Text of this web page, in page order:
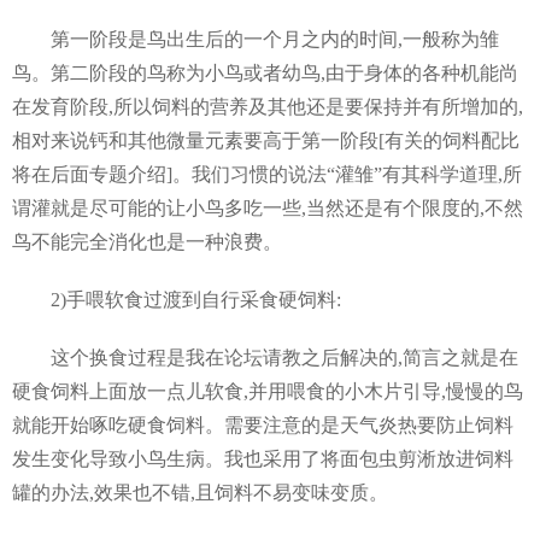
第一阶段是鸟出生后的一个月之内的时间,一般称为雏
鸟。第二阶段的鸟称为小鸟或者幼鸟,由于身体的各种机能尚
在发育阶段,所以饲料的营养及其他还是要保持并有所增加的,
相对来说钙和其他微量元素要高于第一阶段[有关的饲料配比
将在后面专题介绍]。我们习惯的说法“灌雏”有其科学道理,所
谓灌就是尽可能的让小鸟多吃一些,当然还是有个限度的,不然
鸟不能完全消化也是一种浪费。
2)手喂软食过渡到自行采食硬饲料:
这个换食过程是我在论坛请教之后解决的,简言之就是在
硬食饲料上面放一点儿软食,并用喂食的小木片引导,慢慢的鸟
就能开始啄吃硬食饲料。需要注意的是天气炎热要防止饲料
发生变化导致小鸟生病。我也采用了将面包虫剪淅放进饲料
罐的办法,效果也不错,且饲料不易变味变质。